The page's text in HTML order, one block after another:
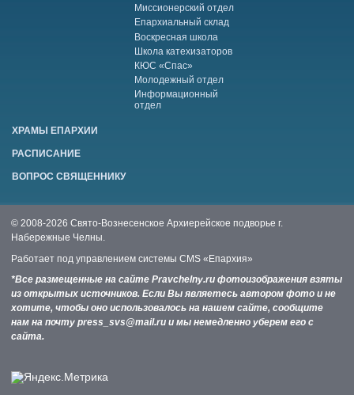
Миссионерский отдел
Епархиальный склад
Воскресная школа
Школа катехизаторов
КЮС «Спас»
Молодежный отдел
Информационный
отдел
ХРАМЫ ЕПАРХИИ
РАСПИСАНИЕ
ВОПРОС СВЯЩЕННИКУ
© 2008-2026 Свято-Вознесенское Архиерейское подворье г.
Набережные Челны.
Работает под управлением системы CMS «Епархия»
*Все размещенные на сайте Pravchelny.ru фотоизображения взяты
из открытых источников. Если Вы являетесь автором фото и не
хотите, чтобы оно использовалось на нашем сайте, сообщите
нам на почту press_svs@mail.ru и мы немедленно уберем его с
сайта.